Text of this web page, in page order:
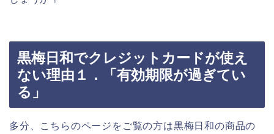
黒梅日和でクレジットカードが使え
ない理由１．「有効期限が過ぎてい
る」
多分、こちらのページをご覧の方は黒梅日和の商品の